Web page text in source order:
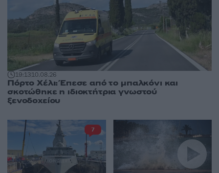
19:1310.08.26
Πόρτο Χέλι: Έπεσε από το μπαλκόνι και
σκοτώθηκε η ιδιοκτήτρια γνωστού
ξενοδοχείου
7